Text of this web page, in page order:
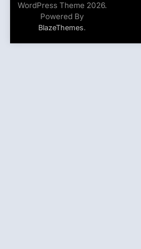
WordPress Theme 2026.
Powered By
BlazeThemes.